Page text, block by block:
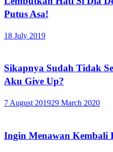
Putus Asa!
18 July 2019
Sikapnya Sudah Tidak
Aku Give Up?
7 August 201929 March 2020
Ingin Menawan Kembali